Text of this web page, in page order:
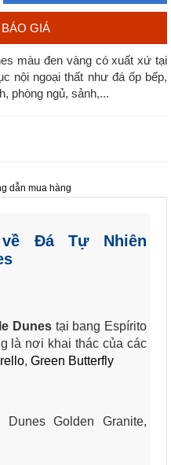
GIÁ
màu đen vàng có xuất xứ tại
nội ngoại thất như đá ốp bếp,
phòng ngủ, sảnh,...
dẫn mua hàng
Đá Tự Nhiên
Dunestại bang Espírito
là nơi khai thác của các
, Green Butterfly
Dunes Golden Granite,